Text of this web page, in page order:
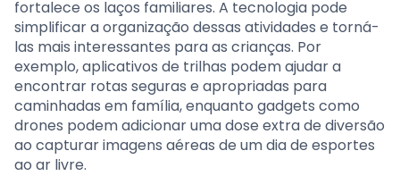
fortalece os laços familiares. A tecnologia pode
simplificar a organização dessas atividades e torná-
las mais interessantes para as crianças. Por
exemplo, aplicativos de trilhas podem ajudar a
encontrar rotas seguras e apropriadas para
caminhadas em família, enquanto gadgets como
drones podem adicionar uma dose extra de diversão
ao capturar imagens aéreas de um dia de esportes
ao ar livre.